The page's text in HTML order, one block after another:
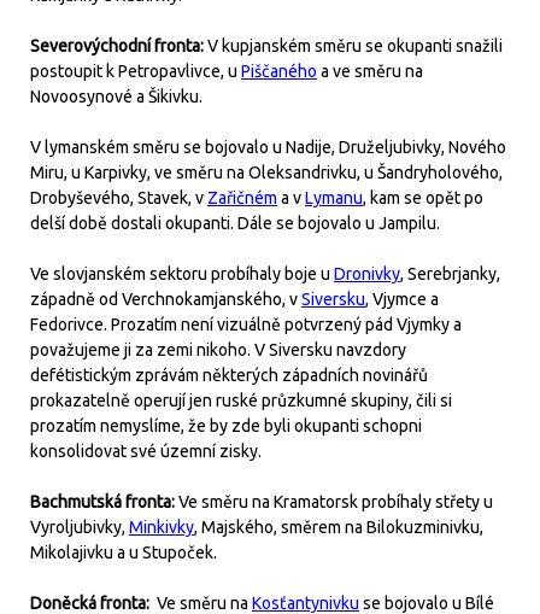
Severovýchodní fronta:V kupjanském směru se okupanti snažili
postoupit k Petropavlivce, u Piščaného a ve směru na
Novoosynové a Šikivku.
V lymanském směru se bojovalo u Nadije, Druželjubivky, Nového
Miru, u Karpivky, ve směru na Oleksandrivku, u Šandryholového,
Drobyševého, Stavek, v Zařičném a vLymanu, kam se opět po
delší době dostali okupanti. Dále se bojovalo u Jampilu.
Ve slovjanském sektoru probíhaly boje u Dronivky, Serebrjanky,
západně od Verchnokamjanského, vSiversku, Vjymce a
Fedorivce. Prozatím není vizuálně potvrzený pád Vjymky a
považujeme ji za zemi nikoho. V Siversku navzdory
defétistickým zprávám některých západních novinářů
prokazatelně operují jen ruské průzkumné skupiny, čili si
prozatím nemyslíme, že by zde byli okupanti schopni
konsolidovat své územní zisky.
Bachmutská fronta:Ve směru na Kramatorsk probíhaly střety u
Vyroljubivky, Minkivky, Majského, směrem na Bilokuzminivku,
Mikolajivku a u Stupoček.
Doněcká fronta: Ve směru na Kosťantynivku se bojovalo u Bílé